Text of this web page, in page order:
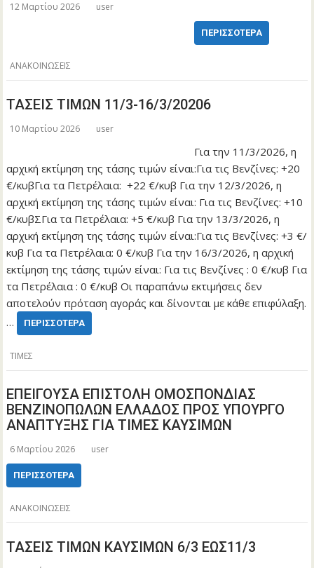
12 Μαρτίου 2026 user
ΠΕΡΙΣΣΌΤΕΡΑ
ΑΝΑΚΟΙΝΩΣΕΙΣ
ΤΑΣΕΙΣ ΤΙΜΩΝ 11/3-16/3/20206
10 Μαρτίου 2026 user
Για την 11/3/2026, η
αρχική εκτίμηση της τάσης τιμών είναι:Για τις Βενζίνες: +20
€/κυβΓια τα Πετρέλαια: +22 €/κυβ Για την 12/3/2026, η
αρχική εκτίμηση της τάσης τιμών είναι: Για τις Βενζίνες: +10
€/κυβΣΓια τα Πετρέλαια: +5 €/κυβ Για την 13/3/2026, η
αρχική εκτίμηση της τάσης τιμών είναι:Για τις Βενζίνες: +3 €/
κυβ Για τα Πετρέλαια: 0 €/κυβ Για την 16/3/2026, η αρχική
εκτίμηση της τάσης τιμών είναι: Για τις Βενζίνες : 0 €/κυβ Για
τα Πετρέλαια : 0 €/κυβ Οι παραπάνω εκτιμήσεις δεν
αποτελούν πρόταση αγοράς και δίνονται με κάθε επιφύλαξη.
…
ΠΕΡΙΣΣΌΤΕΡΑ
ΤΙΜΕΣ
ΕΠΕΙΓΟΥΣΑ ΕΠΙΣΤΟΛΗ ΟΜΟΣΠΟΝΔΙΑΣ
ΒΕΝΖΙΝΟΠΩΛΩΝ ΕΛΛΑΔΟΣ ΠΡΟΣ ΥΠΟΥΡΓΟ
ΑΝΑΠΤΥΞΗΣ ΓΙΑ ΤΙΜΕΣ ΚΑΥΣΙΜΩΝ
6 Μαρτίου 2026 user
ΠΕΡΙΣΣΌΤΕΡΑ
ΑΝΑΚΟΙΝΩΣΕΙΣ
ΤΑΣΕΙΣ ΤΙΜΩΝ ΚΑΥΣΙΜΩΝ 6/3 ΕΩΣ11/3